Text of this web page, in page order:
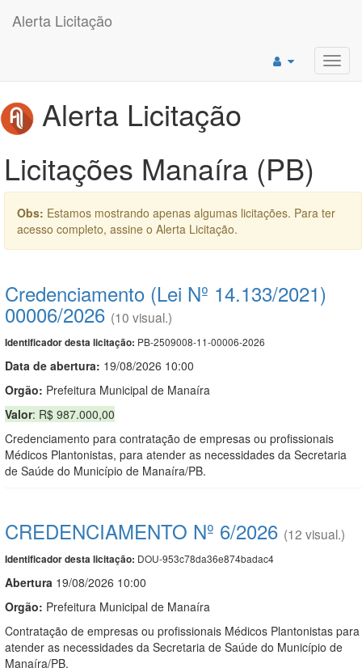
Alerta Licitação
Alerta Licitação
Licitações Manaíra (PB)
Obs: Estamos mostrando apenas algumas licitações. Para ter
acesso completo, assine o Alerta Licitação.
Credenciamento (Lei Nº 14.133/2021)
00006/2026 (10 visual.)
Identificador desta licitação: PB-2509008-11-00006-2026
Data de abertura: 19/08/2026 10:00
Orgão: Prefeitura Municipal de Manaíra
Valor: R$ 987.000,00
Credenciamento para contratação de empresas ou profissionais
Médicos Plantonistas, para atender as necessidades da Secretaria
de Saúde do Município de Manaíra/PB.
CREDENCIAMENTO Nº 6/2026 (12 visual.)
Identificador desta licitação: DOU-953c78da36e874badac4
Abertura 19/08/2026 10:00
Orgão: Prefeitura Municipal de Manaíra
Contratação de empresas ou profissionais Médicos Plantonistas para
atender as necessidades da Secretaria de Saúde do Município de
Manaíra/PB.